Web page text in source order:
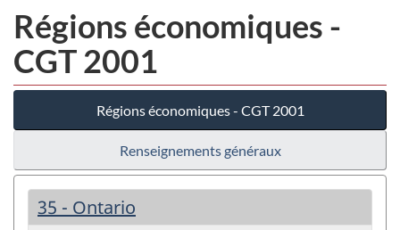
Régions économiques -
CGT 2001
Régions économiques - CGT 2001
Renseignements généraux
35 - Ontario